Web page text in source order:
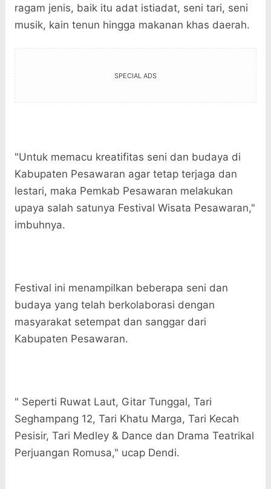
ragam jenis, baik itu adat istiadat, seni tari, seni
musik, kain tenun hingga makanan khas daerah.
SPECIAL ADS
"Untuk memacu kreatifitas seni dan budaya di
Kabupaten Pesawaran agar tetap terjaga dan
lestari, maka Pemkab Pesawaran melakukan
upaya salah satunya Festival Wisata Pesawaran,"
imbuhnya.
Festival ini menampilkan beberapa seni dan
budaya yang telah berkolaborasi dengan
masyarakat setempat dan sanggar dari
Kabupaten Pesawaran.
" Seperti Ruwat Laut, Gitar Tunggal, Tari
Seghampang 12, Tari Khatu Marga, Tari Kecah
Pesisir, Tari Medley & Dance dan Drama Teatrikal
Perjuangan Romusa," ucap Dendi.